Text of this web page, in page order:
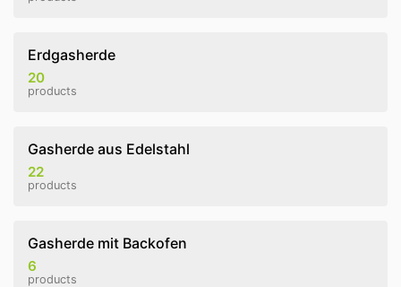
Erdgasherde
20
products
Gasherde aus Edelstahl
22
products
Gasherde mit Backofen
6
products